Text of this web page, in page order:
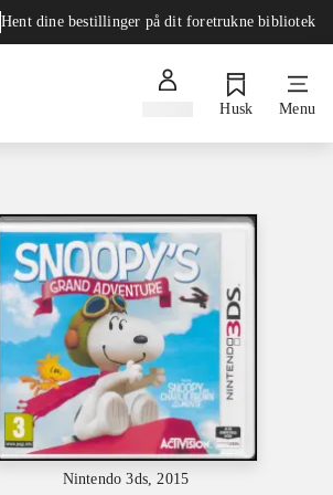
Hent dine bestillinger på dit foretrukne bibliotek
Husk Menu
Nintendo 3ds, 2015